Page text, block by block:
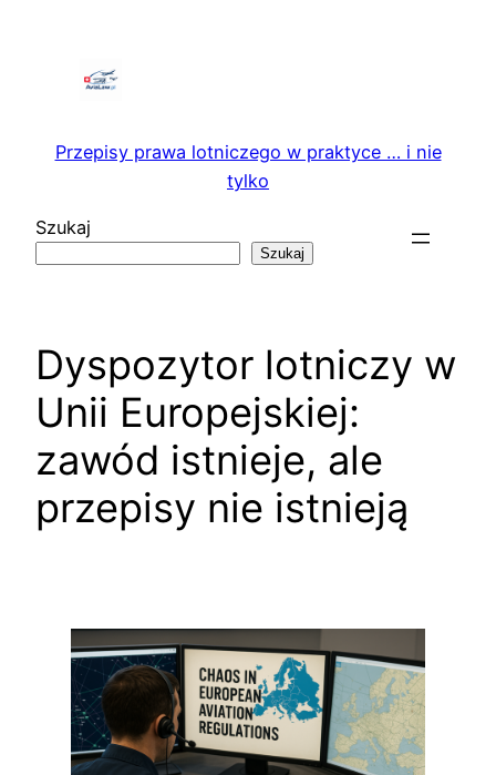
Przepisy prawa lotniczego w praktyce … i nie
tylko
Szukaj
Szukaj
Dyspozytor lotniczy w
Unii Europejskiej:
zawód istnieje, ale
przepisy nie istnieją